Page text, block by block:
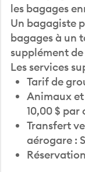
les bagages
Un bagagiste
bagages à un
supplément
Les services
Tarif de
Animaux
10,00 $ par
Transfert
aérogare :